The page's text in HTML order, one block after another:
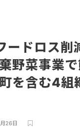
ドロス削
野菜事業
を含む4組
26日